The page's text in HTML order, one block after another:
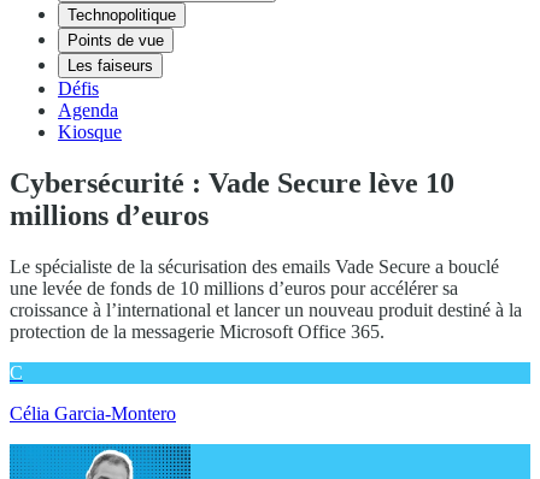
Technopolitique
Points de vue
Les faiseurs
Défis
Agenda
Kiosque
Cybersécurité : Vade Secure lève 10
millions d’euros
Le spécialiste de la sécurisation des emails Vade Secure a bouclé
une levée de fonds de 10 millions d’euros pour accélérer sa
croissance à l’international et lancer un nouveau produit destiné à la
protection de la messagerie Microsoft Office 365.
C
Célia Garcia-Montero